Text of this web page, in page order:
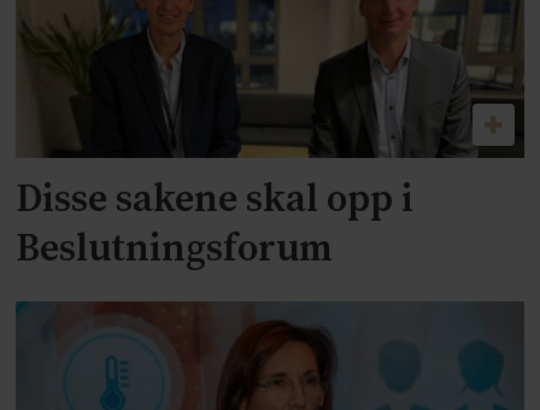
Disse sakene skal opp i
Beslutningsforum